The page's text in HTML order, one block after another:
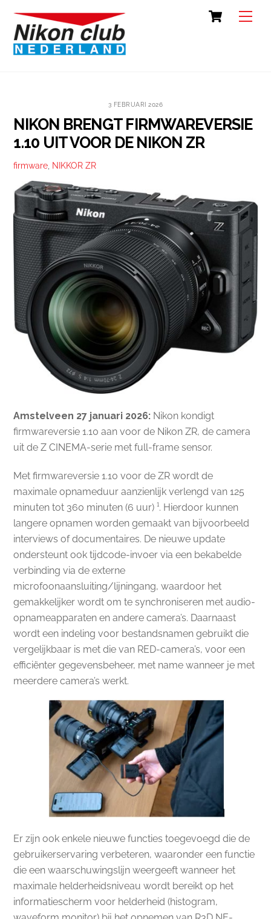
content
Cart
3 FEBRUARI 2026
NIKON BRENGT FIRMWAREVERSIE
1.10 UIT VOOR DE NIKON ZR
firmware NIKKOR ZR
Amstelveen 27 januari 2026: Nikon kondigt
firmwareversie 1.10 aan voor de Nikon ZR, de camera
uit de Z CINEMA-serie met full-frame sensor.
Met firmwareversie 1.10 voor de ZR wordt de
maximale opnameduur aanzienlijk verlengd van 125
minuten tot 360 minuten (6 uur) ¹. Hierdoor kunnen
langere opnamen worden gemaakt van bijvoorbeeld
interviews of documentaires. De nieuwe update
ondersteunt ook tijdcode-invoer via een bekabelde
verbinding via de externe
microfoonaansluiting/lijningang, waardoor het
gemakkelijker wordt om te synchroniseren met audio-
opnameapparaten en andere camera’s. Daarnaast
wordt een indeling voor bestandsnamen gebruikt die
vergelijkbaar is met die van RED-camera’s, voor een
efficiënter gegevensbeheer, met name wanneer je met
meerdere camera’s werkt.
Er zijn ook enkele nieuwe functies toegevoegd die de
gebruikerservaring verbeteren, waaronder een functie
die een waarschuwingslijn weergeeft wanneer het
maximale helderheidsniveau wordt bereikt op het
informatiescherm voor helderheid (histogram,